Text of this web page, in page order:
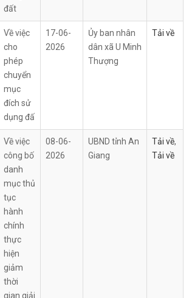
đất
Về việc
cho
phép
chuyển
mục
đích sử
dụng đấ
17-06-
2026
Ủy ban nhân
dân xã U Minh
Thượng
Tải về
Về việc
công bố
danh
mục thủ
tục
hành
chính
thực
hiện
giảm
thời
gian giải
08-06-
2026
UBND tỉnh An
Giang
Tải về,
Tải về